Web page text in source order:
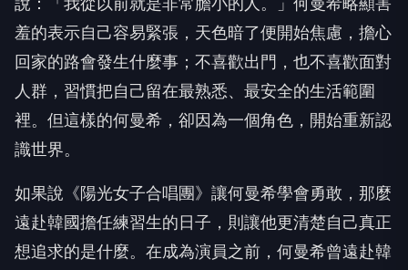
羞的表示自己容易緊張，天色暗了便開始焦慮，擔心
回家的路會發生什麼事；不喜歡出門，也不喜歡面對
人群，習慣把自己留在最熟悉、最安全的生活範圍
裡。但這樣的何曼希，卻因為一個角色，開始重新認
識世界。
如果說《陽光女子合唱團》讓何曼希學會勇敢，那麼
遠赴韓國擔任練習生的日子，則讓他更清楚自己真正
想追求的是什麼。在成為演員之前，何曼希曾遠赴韓